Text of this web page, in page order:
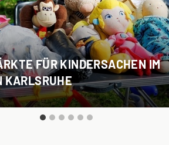
FÜR KINDERSACHEN IM
KARLSRUHE